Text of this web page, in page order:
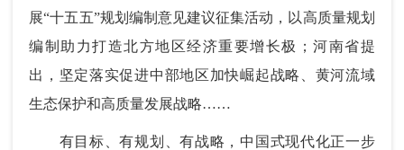
展“十五五”规划编制意见建议征集活动，以高质量规划
编制助力打造北方地区经济重要增长极；河南省提
出，坚定落实促进中部地区加快崛起战略、黄河流域
生态保护和高质量发展战略……
有目标、有规划、有战略，中国式现代化正一步